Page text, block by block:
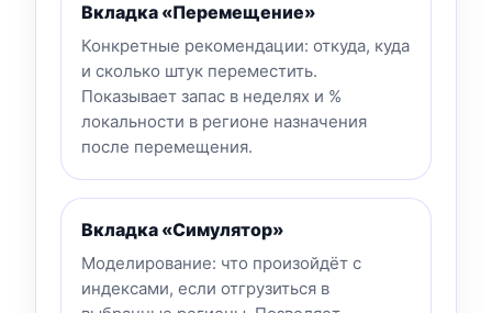
Вкладка «Перемещение»
Конкретные рекомендации: откуда, куда
и сколько штук переместить.
Показывает запас в неделях и %
локальности в регионе назначения
после перемещения.
Вкладка «Симулятор»
Моделирование: что произойдёт с
индексами, если отгрузиться в